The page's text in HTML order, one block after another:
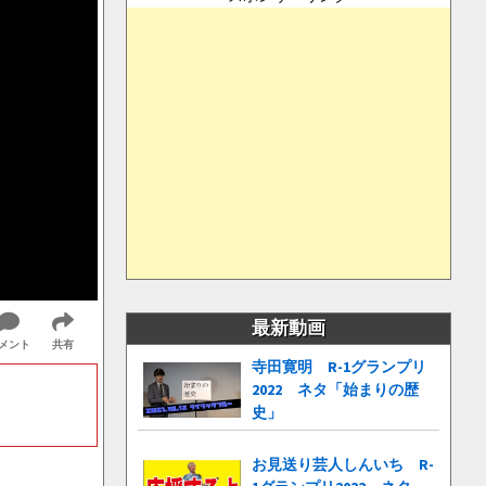
ント 共有
最新動画
寺田寛明 R-1グランプリ
2022 ネタ「始まりの歴
史」
お見送り芸人しんいち R-